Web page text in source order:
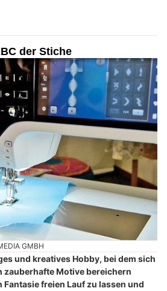
der Stiche
GMBH
und kreatives Hobby, bei dem sich
zauberhafte Motive bereichern
Fantasie freien Lauf zu lassen und